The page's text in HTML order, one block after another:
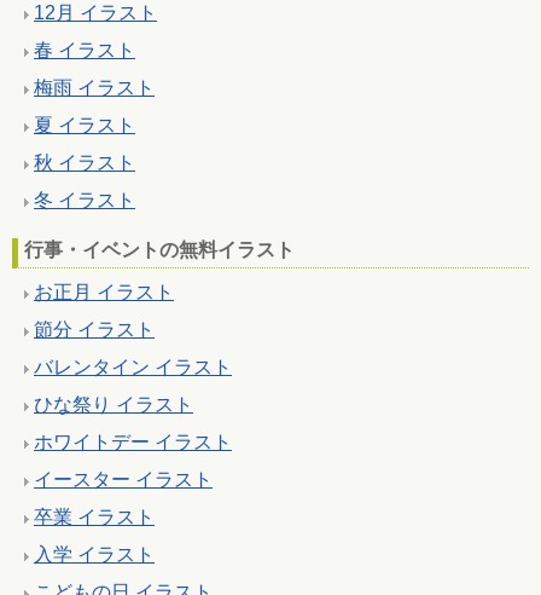
12月 イラスト
春 イラスト
梅雨 イラスト
夏 イラスト
秋 イラスト
冬 イラスト
行事・イベントの無料イラスト
お正月 イラスト
節分 イラスト
バレンタイン イラスト
ひな祭り イラスト
ホワイトデー イラスト
イースター イラスト
卒業 イラスト
入学 イラスト